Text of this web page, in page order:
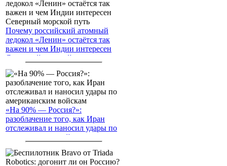
Почему российский атомный
ледокол «Ленин» остаётся так
важен и чем Индии интересен
Северный морской путь
«На 90% — Россия?»:
разоблачение того, как Иран
отслеживал и наносил удары по
американским войскам